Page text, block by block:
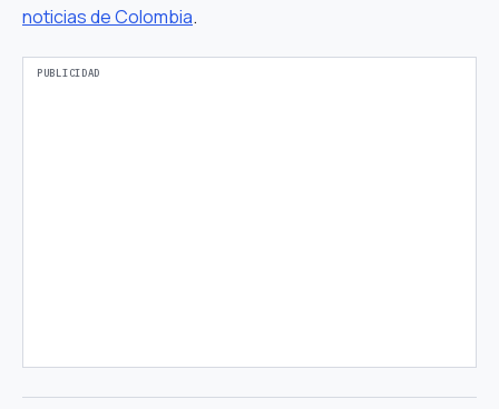
noticias de Colombia.